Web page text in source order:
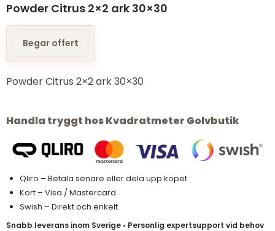
Powder Citrus 2×2 ark 30×30
Begar offert
Powder Citrus 2×2 ark 30×30
Handla tryggt hos Kvadratmeter Golvbutik
Qliro – Betala senare eller dela upp köpet
Kort – Visa / Mastercard
Swish – Direkt och enkelt
Snabb leverans inom Sverige • Personlig expertsupport vid behov